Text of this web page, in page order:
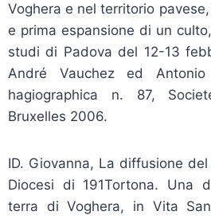
Voghera e nel territorio
e prima espansione di un
studi di Padova del 12-13
André Vauchez ed
hagiographica n. 87,
Bruxelles 2006.
ID. Giovanna, La diffusione
Diocesi di 191Tortona. Una
terra di Voghera, in Vita